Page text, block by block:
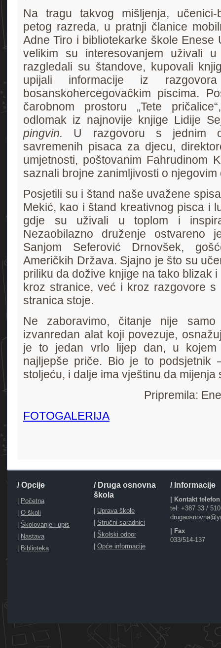
Na tragu takvog mišljenja,
petog razreda, u pratnji članice
Adne Tiro i bibliotekarke škole Enese
velikim su interesovanjem uživali u
razgledali su štandove, kupovali
upijali informacije iz
bosanskohercegovačkim piscima.
čarobnom prostoru „Tete
odlomak iz najnovije knjige Lidije
pingvin. U razgovoru s jednim
savremenih pisaca za djecu,
umjetnosti, poštovanim Fahrudinom
saznali brojne zanimljivosti o njegovim
Posjetili su i štand naše uvažene
Mekić, kao i štand kreativnog pisca i
gdje su uživali u toplom i
Nezaobilazno druženje ostvareno
Sanjom Seferović Drnovšek,
Američkih Država. Sjajno je što su
priliku da dožive knjige na tako blizak
kroz stranice, već i kroz razgovore s
stranica stoje.
Ne zaboravimo, čitanje nije
izvanredan alat koji povezuje,
je to jedan vrlo lijep dan, u kojem
najljepše priče. Bio je to
stoljeću, i dalje ima vještinu da mijenja
Pripremila:
FOTOGALERIJA
/ Opcije
Početna
O školi
Školovanje i upis
Nastava
Biblioteka
/ Druga osnovna
škola
Uprava škole
Stručni saradnici
Školski odbor
Opće informacije
/ Informacije
| Kontakt telefon
tel: +387 33 /
| Fax
033/514-137